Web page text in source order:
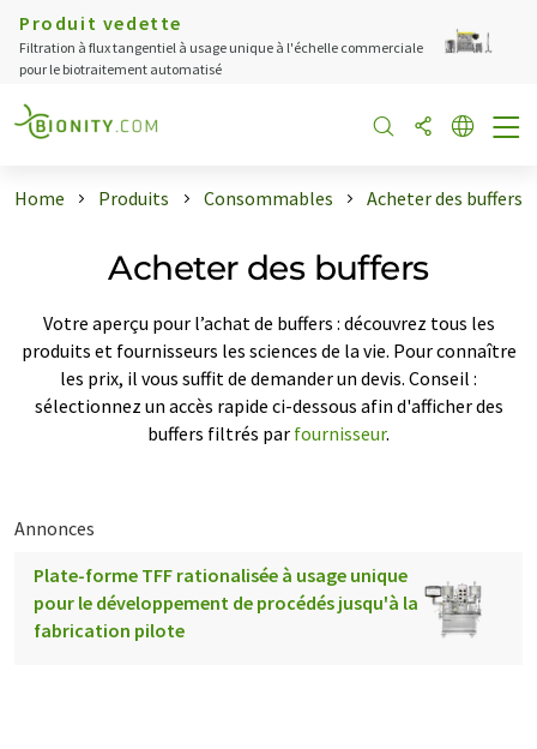
Produit vedette
Filtration à flux tangentiel à usage unique à l'échelle commerciale
pour le biotraitement automatisé
Home Produits Consommables Acheter des buffers
Acheter des buffers
Votre aperçu pour l’achat de buffers : découvrez tous les
produits et fournisseurs les sciences de la vie. Pour connaître
les prix, il vous suffit de demander un devis. Conseil :
sélectionnez un accès rapide ci-dessous afin d'afficher des
buffers filtrés par fournisseur.
Annonces
Plate-forme TFF rationalisée à usage unique
pour le développement de procédés jusqu'à la
fabrication pilote